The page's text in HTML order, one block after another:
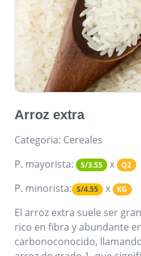
Arroz extra
Categoria: Cereales
P. mayorista:
S/3.55 x Q2
P. minorista: S/4.55 x KG
El arroz extra suele ser
rico en fibra y abundante
carbonoconocido,